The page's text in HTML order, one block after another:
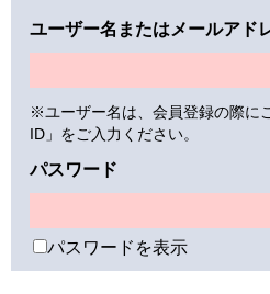
ユーザー名またはメールアド
※ユーザー名は、会員登録の際に
ID」をご入力ください。
パスワード
パスワードを表示